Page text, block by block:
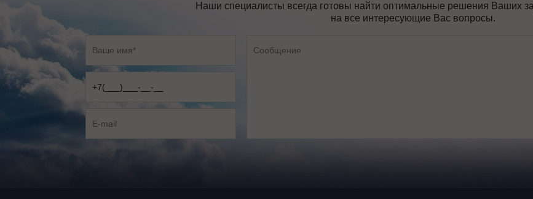
Наши специалисты всегда готовы найти оптимальные решения Ваших
на все интересующие Вас вопросы.